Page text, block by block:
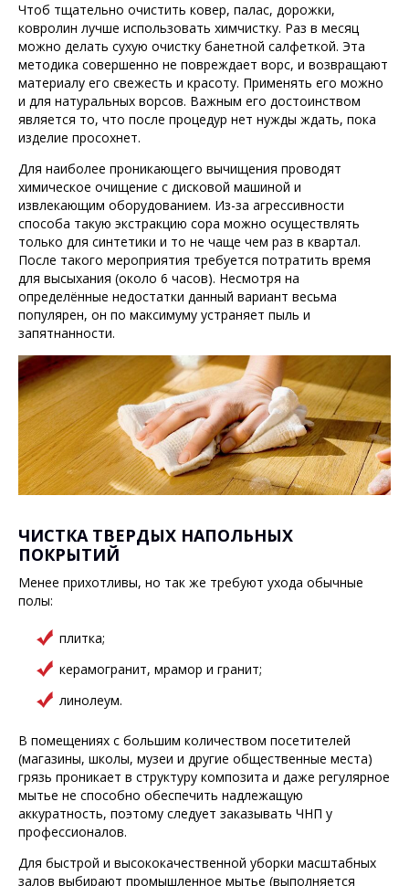
Чтоб тщательно очистить ковер, палас, дорожки,
ковролин лучше использовать химчистку. Раз в месяц
можно делать сухую очистку банетной салфеткой. Эта
методика совершенно не повреждает ворс, и возвращают
материалу его свежесть и красоту. Применять его можно
и для натуральных ворсов. Важным его достоинством
является то, что после процедур нет нужды ждать, пока
изделие просохнет.
Для наиболее проникающего вычищения проводят
химическое очищение с дисковой машиной и
извлекающим оборудованием. Из-за агрессивности
способа такую экстракцию сора можно осуществлять
только для синтетики и то не чаще чем раз в квартал.
После такого мероприятия требуется потратить время
для высыхания (около 6 часов). Несмотря на
определённые недостатки данный вариант весьма
популярен, он по максимуму устраняет пыль и
запятнанности.
ЧИСТКА ТВЕРДЫХ НАПОЛЬНЫХ
ПОКРЫТИЙ
Менее прихотливы, но так же требуют ухода обычные
полы:
плитка;
керамогранит, мрамор и гранит;
линолеум.
В помещениях с большим количеством посетителей
(магазины, школы, музеи и другие общественные места)
грязь проникает в структуру композита и даже регулярное
мытье не способно обеспечить надлежащую
аккуратность, поэтому следует заказывать ЧНП у
профессионалов.
Для быстрой и высококачественной уборки масштабных
залов выбирают промышленное мытье (выполняется